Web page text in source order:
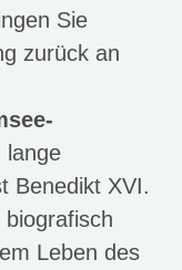
Sie
zurück an
lange
Benedikt XVI.
Leben des